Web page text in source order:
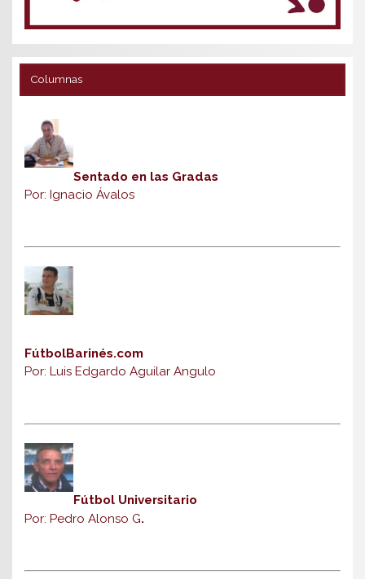
Columnas
Sentado en las Gradas
Por: Ignacio Ávalos
FútbolBarinés.com
Por: Luis Edgardo Aguilar Angulo
Fútbol Universitario
Por: Pedro Alonso G.